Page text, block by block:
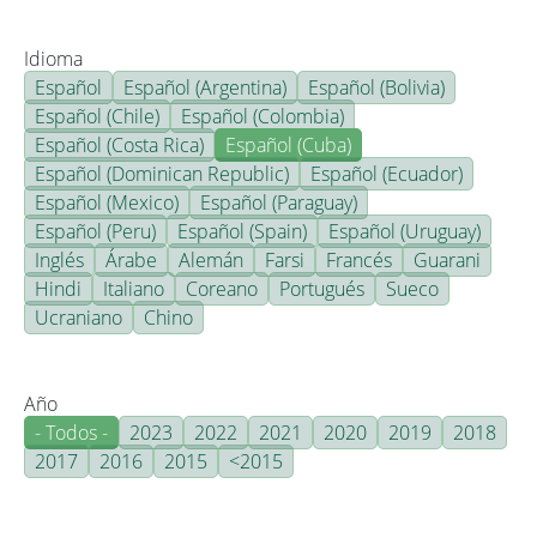
Idioma
Español
Español (Argentina)
Español (Bolivia)
Español (Chile)
Español (Colombia)
Español (Costa Rica)
Español (Cuba)
Español (Dominican Republic)
Español (Ecuador)
Español (Mexico)
Español (Paraguay)
Español (Peru)
Español (Spain)
Español (Uruguay)
Inglés
Árabe Alemán Farsi Francés
Guarani
Hindi
Italiano Coreano Portugués
Sueco
Ucraniano
Chino
Año
- Todos -
2023 2022 2021 2020 2019
2018
2017
2016 2015 <2015